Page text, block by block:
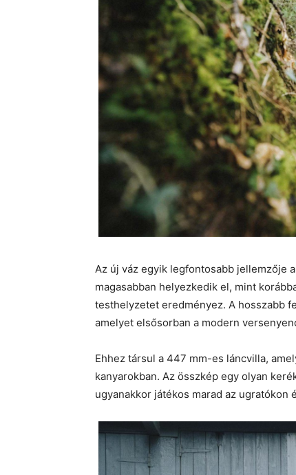
Az új váz egyik legfontosabb jellemzője
magasabban helyezkedik el, mint
testhelyzetet eredményez. A hosszabb
amelyet elsősorban a modern
Ehhez társul a 447 mm-es láncvilla,
kanyarokban. Az összkép egy olyan
ugyanakkor játékos marad az ugratókon